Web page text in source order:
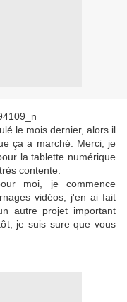
le mois dernier, alors il
ça a marché. Merci, je
la tablette numérique
contente.
moi, je commence
vidéos, j'en ai fait
autre projet important
je suis sure que vous